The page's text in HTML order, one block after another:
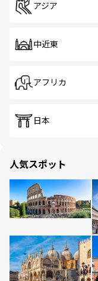
アジア
中近東
アフリカ
日本
人気スポット